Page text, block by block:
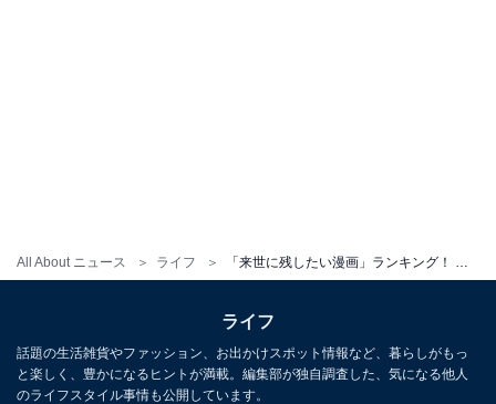
All About ニュース ライフ 「来世に残したい漫画」ランキング！ 『SLAM DUNK』『ONE PIECE』を抑えた1位は？
す。
『別冊少年マガジン』『週刊少年マガジン（特別編）』
（同）にて2009年から2021年まで連載。全34巻で完結
しました。2011年のスピンオフの小説化以降、さまざま
ライフ
話題の生活雑貨やファッション、お出かけスポット情報など、暮らしがもっ
と楽しく、豊かになるヒントが満載。編集部が独自調査した、気になる他人
のライフスタイル事情も公開しています。